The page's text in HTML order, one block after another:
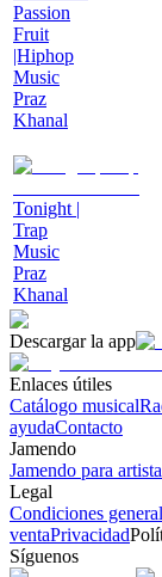
Passion
Fruit
|Hiphop
Music
Praz
Khanal
Tonight |
Trap
Music
Praz
Khanal
Descargar la app
Enlaces útiles
Catálogo musical
ayudaContacto
Jamendo
Jamendo para
Legal
Condiciones
ventaPrivacidad
Síguenos